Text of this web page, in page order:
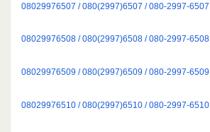
08029976507 / 080(2997)6507 / 080-2997-6507
08029976508 / 080(2997)6508 / 080-2997-6508
08029976509 / 080(2997)6509 / 080-2997-6509
08029976510 / 080(2997)6510 / 080-2997-6510